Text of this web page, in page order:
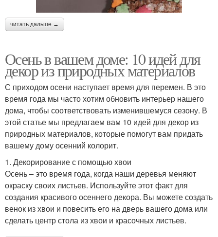
читать дальше →
Осень в вашем доме: 10 идей для
декор из природных материалов
С приходом осени наступает время для перемен. В это
время года мы часто хотим обновить интерьер нашего
дома, чтобы соответствовать изменившемуся сезону. В
этой статье мы предлагаем вам 10 идей для декор из
природных материалов, которые помогут вам придать
вашему дому осенний колорит.
1. Декорирование с помощью хвои
Осень – это время года, когда наши деревья меняют
окраску своих листьев. Используйте этот факт для
создания красивого осеннего декора. Вы можете создать
венок из хвои и повесить его на дверь вашего дома или
сделать центр стола из хвои и красочных листьев.